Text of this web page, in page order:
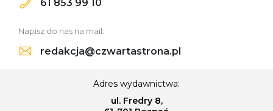
61 853 99 10
Napisz do nas na mail:
redakcja@czwartastrona.pl
Adres wydawnictwa:
ul. Fredry 8,